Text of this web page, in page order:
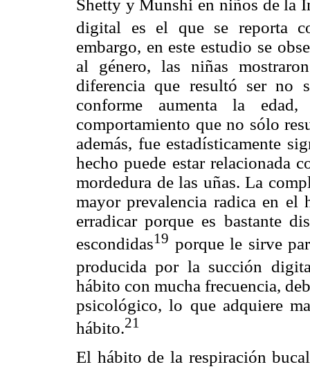
Shetty y Munshi en niños de la
digital es el que se reporta
embargo, en este estudio se
al género, las niñas
diferencia que resultó ser no
conforme aumenta la
comportamiento que no sólo
además, fue estadísticamente
hecho puede estar relacionada
mordedura de las uñas. La
mayor prevalencia radica en
erradicar porque es bastante
escondidas19 porque le sirve
producida por la succión
hábito con mucha frecuencia,
psicológico, lo que adquiere
hábito.21
El hábito de la respiración